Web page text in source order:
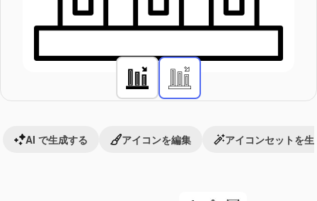
AI で生成する アイコンを編集 アイコンセットを生